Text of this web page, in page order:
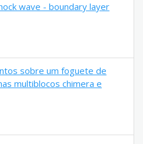
wave - boundary layer
sobre um foguete de
multiblocos chimera e